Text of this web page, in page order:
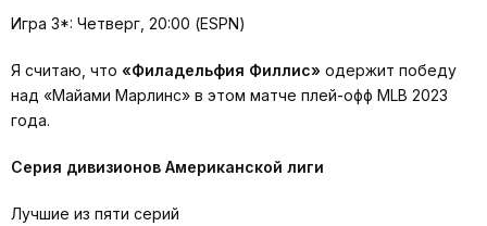
Игра 3*: Четверг, 20:00 (ESPN)
Я считаю, что «Филадельфия Филлис» одержит победу
над «Майами Марлинс» в этом матче плей-офф MLB 2023
года.
Серия дивизионов Американской лиги
Лучшие из пяти серий